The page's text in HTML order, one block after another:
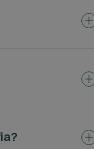
inumidita con un
tossico, che facilita la
immagini necessarie.